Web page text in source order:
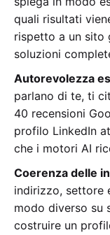
quali risultati
rispetto a un sito
soluzioni
Autorevolezza
parlano di te, ti
40 recensioni
profilo LinkedIn
che i motori AI
Coerenza delle
indirizzo, settore
modo diverso su
costruire un